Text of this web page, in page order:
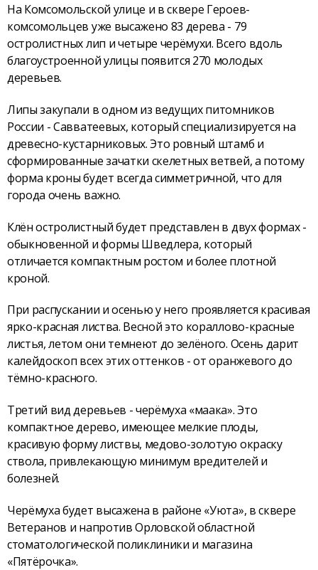
На Комсомольской улице и в сквере Героев-
комсомольцев уже высажено 83 дерева - 79
остролистных лип и четыре черёмухи. Всего вдоль
благоустроенной улицы появится 270 молодых
деревьев.
Липы закупали в одном из ведущих питомников
России - Савватеевых, который специализируется на
древесно-кустарниковых. Это ровный штамб и
сформированные зачатки скелетных ветвей, а потому
форма кроны будет всегда симметричной, что для
города очень важно.
Клён остролистный будет представлен в двух формах -
обыкновенной и формы Шведлера, который
отличается компактным ростом и более плотной
кроной.
При распускании и осенью у него проявляется красивая
ярко-красная листва. Весной это кораллово-красные
листья, летом они темнеют до зелёного. Осень дарит
калейдоскоп всех этих оттенков - от оранжевого до
тёмно-красного.
Третий вид деревьев - черёмуха «маака». Это
компактное дерево, имеющее мелкие плоды,
красивую форму листвы, медово-золотую окраску
ствола, привлекающую минимум вредителей и
болезней.
Черёмуха будет высажена в районе «Уюта», в сквере
Ветеранов и напротив Орловской областной
стоматологической поликлиники и магазина
«Пятёрочка».